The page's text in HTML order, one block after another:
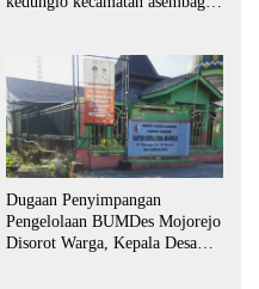
Dugaan Penyimpangan
Pengelolaan BUMDes Mojorejo
Disorot Warga, Kepala Desa